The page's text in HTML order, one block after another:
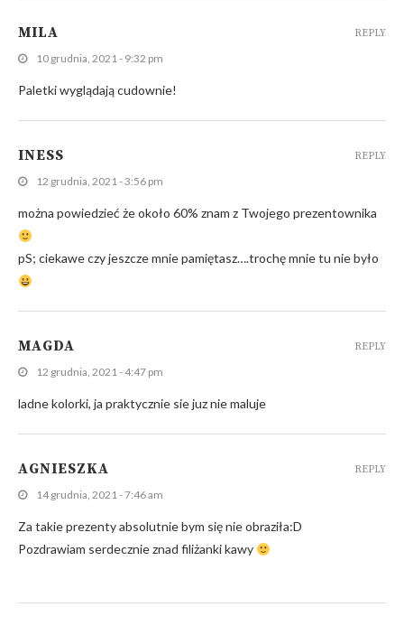
MILA
10 grudnia, 2021 - 9:32 pm
Paletki wyglądają cudownie!
REPLY
INESS
12 grudnia, 2021 - 3:56 pm
można powiedzieć że około 60% znam z Twojego prezentownika
pS; ciekawe czy jeszcze mnie pamiętasz….trochę mnie tu nie było
REPLY
MAGDA
12 grudnia, 2021 - 4:47 pm
ladne kolorki, ja praktycznie sie juz nie maluje
REPLY
AGNIESZKA
14 grudnia, 2021 - 7:46 am
Za takie prezenty absolutnie bym się nie obraziła:D
Pozdrawiam serdecznie znad filiżanki kawy
REPLY